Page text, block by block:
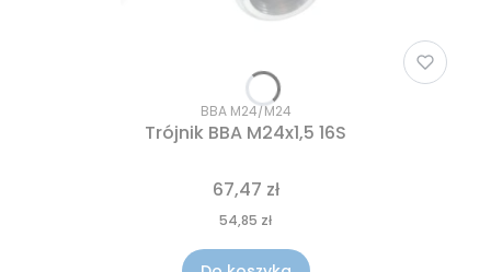
BBA M24/M24
Trójnik BBA M24x1,5 16S
67,47 zł
54,85 zł